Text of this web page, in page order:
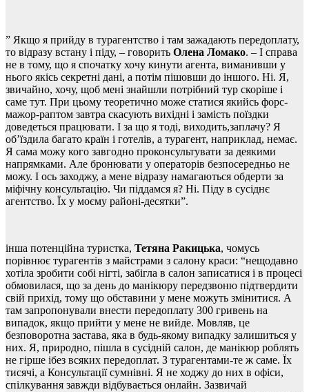
” Якщо я прийду в турагентство і там зажадають передоплату,
то відразу встану і піду, – говорить Олена Ломако. – І справа
не в тому, що я спочатку хочу кинути агента, виманивши у
нього якісь секретні дані, а потім пішовши до іншого. Ні. Я,
звичайно, хочу, щоб мені знайшли потрібний тур скоріше і
саме тут. При цьому теоретично може статися якийсь форс-
мажор-раптом завтра скасують вихідні і замість поїздки
доведеться працювати. І за що я тоді, виходить,заплачу? Я
об’їздила багато країн і готелів, а турагент, наприклад, немає.
Я сама можу кого завгодно проконсультувати за деякими
напрямками. Але бронювати у операторів безпосередньо не
можу. І ось заходжу, а мене відразу намагаються обдерти за
міфічну консультацію. Чи піддамся я? Ні. Піду в сусіднє
агентство. Їх у моєму районі-десятки”.
інша потенційна туристка, Тетяна Ракицька, чомусь
порівнює турагентів з майстрами з салону краси: “нещодавно
хотіла зробити собі нігті, забігла в салон записатися і в процесі
обмовилася, що за день до манікюру передзвоню підтвердити
свій прихід, тому що обставини у мене можуть змінитися. А
там запропонували внести передоплату 300 гривень на
випадок, якщо прийти у мене не вийде. Мовляв, це
безповоротна застава, яка в будь-якому випадку залишиться у
них. Я, природно, пішла в сусідній салон, де манікюр роблять
не гірше ібез всяких передоплат. З турагентами-те ж саме. Їх
тисячі, а Консультації сумнівні. Я не ходжу до них в офіси,
спілкування завжди відбувається онлайн. Зазвичай